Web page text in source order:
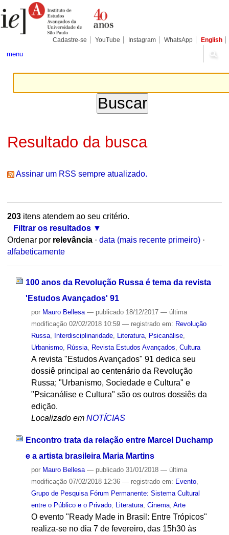
para
conteúdo.
Pessoais
Cadastre-se YouTube Instagram WhatsApp English
menu
Resultado da busca
Assinar um RSS sempre atualizado.
203itens atendem ao seu critério.
Filtrar os resultados
Ordenar por relevância · data (mais recente primeiro) ·
alfabeticamente
100 anos da Revolução Russa é tema da revista
'Estudos Avançados' 91
por Mauro Bellesa — publicado18/12/2017 — última
modificação02/02/2018 10:59 — registrado em: Revolução
Russa, Interdisciplinaridade, Literatura, Psicanálise,
Urbanismo, Rússia, Revista Estudos Avançados Cultura
A revista "Estudos Avançados" 91 dedica seu
dossiê principal ao centenário da Revolução
Russa; "Urbanismo, Sociedade e Cultura" e
"Psicanálise e Cultura" são os outros dossiês da
edição.
Localizado em NOTÍCIAS
Encontro trata da relação entre Marcel Duchamp
e a artista brasileira Maria Martins
por Mauro Bellesa — publicado31/01/2018 — última
modificação07/02/2018 12:36 — registrado em: Evento,
Grupo de Pesquisa Fórum Permanente: Sistema Cultural
entre o Público e o Privado, Literatura, Cinema, Arte
O evento "Ready Made in Brasil: Entre Trópicos"
realiza-se no dia 7 de fevereiro, das 15h30 às